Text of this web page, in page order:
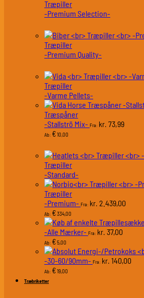
Træpiller
-Premium Selection-
Træpiller
-Premium Quality-
Træpiller
-Varme Pellets-
Træspåner
-Stallströ Mix- Fra: kr. 73,99
Ab: €10,00
Træpiller
-Standard-
Træpiller
-Premium- Fra: kr. 2.439,00
Ab: €334,00
-Alle Mærker- Fra: kr. 37,00
Ab: €5,00
-30-60/90mm- Fra: kr. 140,00
Ab: €19,00
Træbriketter